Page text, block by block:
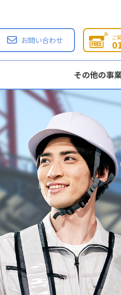
お問い合わせ ご
その他の事